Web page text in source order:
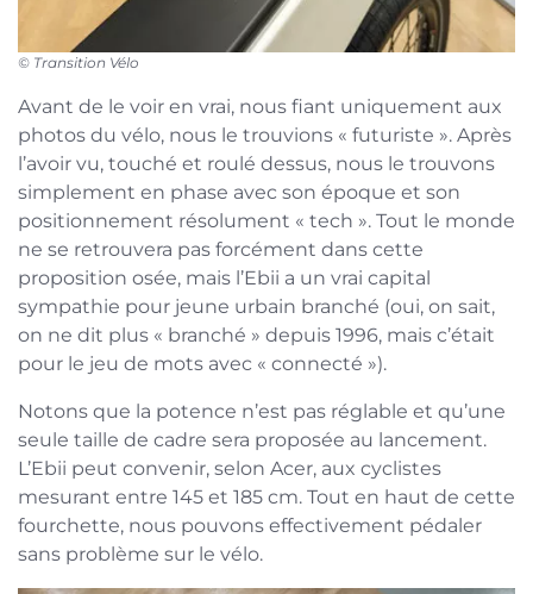
© Transition Vélo
Avant de le voir en vrai, nous fiant uniquement aux
photos du vélo, nous le trouvions « futuriste ». Après
l’avoir vu, touché et roulé dessus, nous le trouvons
simplement en phase avec son époque et son
positionnement résolument « tech ». Tout le monde
ne se retrouvera pas forcément dans cette
proposition osée, mais l’Ebii a un vrai capital
sympathie pour jeune urbain branché (oui, on sait,
on ne dit plus « branché » depuis 1996, mais c’était
pour le jeu de mots avec « connecté »).
Notons que la potence n’est pas réglable et qu’une
seule taille de cadre sera proposée au lancement.
L’Ebii peut convenir, selon Acer, aux cyclistes
mesurant entre 145 et 185 cm. Tout en haut de cette
fourchette, nous pouvons effectivement pédaler
sans problème sur le vélo.